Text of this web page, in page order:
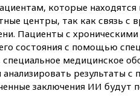
которые находятся
центры, так как связь с
Пациенты с
состояния с помощью
медицинское
анализировать результаты
заключения ИИ будут